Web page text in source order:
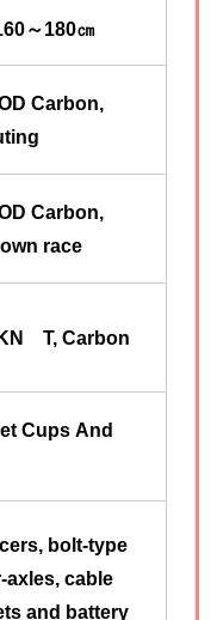
～180㎝
Carbon,
Carbon,
race
Carbon
Cups And
bolt-type
axles, cable
and battery